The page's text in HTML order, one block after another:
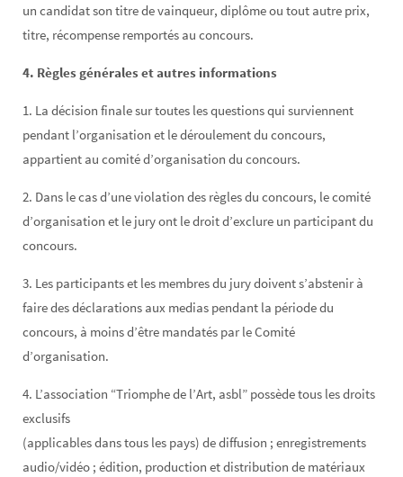
un candidat son titre de vainqueur, diplôme ou tout autre prix,
titre, récompense remportés au concours.
4. Règles générales et autres informations
1. La décision finale sur toutes les questions qui surviennent
pendant l’organisation et le déroulement du concours,
appartient au comité d’organisation du concours.
2. Dans le cas d’une violation des règles du concours, le comité
d’organisation et le jury ont le droit d’exclure un participant du
concours.
3. Les participants et les membres du jury doivent s’abstenir à
faire des déclarations aux medias pendant la période du
concours, à moins d’être mandatés par le Comité
d’organisation.
4. L’association “Triomphe de l’Art, asbl” possède tous les droits
exclusifs
(applicables dans tous les pays) de diffusion ; enregistrements
audio/vidéo ; édition, production et distribution de matériaux